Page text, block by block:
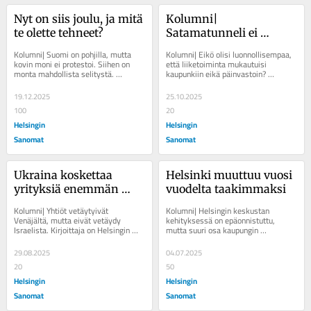
Nyt on siis joulu, ja mitä
te olette tehneet?
Kolumni| Suomi on pohjilla, mutta
kovin moni ei protestoi. Siihen on
monta mahdollista selitystä.
Kirjoittaja on Helsingin Sanomien
vakituinen...
19.12.2025
100
Helsingin
Sanomat
Kolumni|
Satamatunneli ei
ruuhkia
Kolumni| Eikö olisi luonnollisempaa,
että liiketoiminta mukautuisi
kaupunkiin eikä päinvastoin?
Kirjoittaja on Helsingin Sanomien
vakituinen...
25.10.2025
20
Helsingin
Sanomat
Ukraina koskettaa
yrityksiä enemmän
Kolumni| Yhtiöt vetäytyivät
Venäjältä, mutta eivät vetäydy
Israelista. Kirjoittaja on Helsingin
Sanomien vakituinen kolumnisti. ...
29.08.2025
20
Helsingin
Sanomat
Helsinki muuttuu vuosi
vuodelta taakimmaksi
Kolumni| Helsingin keskustan
kehityksessä on epäonnistuttu,
mutta suuri osa kaupungin
kiinnostavista uusista jutuista ei
tapahdukaan siellä. ...
04.07.2025
50
Helsingin
Sanomat